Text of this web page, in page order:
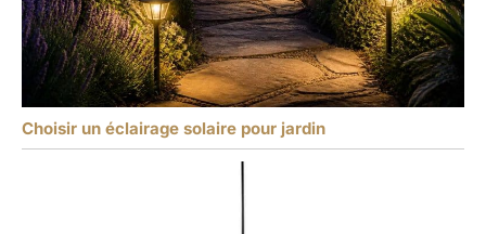
Choisir un éclairage solaire pour jardin